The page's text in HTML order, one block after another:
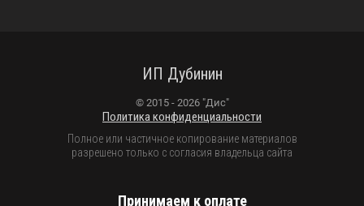
ИП Дубинин
© 2015 - 2026 "Дис"
Политика конфиденциальности
Полное или частичное копирование материалов
разрешено только с согласия владельца сайта
Принимаем к оплате